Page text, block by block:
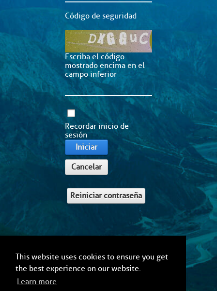
This website uses cookies to ensure you get
the best experience on our website.
Learn more
Código de seguridad
Escriba el código
mostrado encima en el
campo inferior
Recordar inicio de
sesión
Iniciar
Cancelar
Reiniciar contraseña